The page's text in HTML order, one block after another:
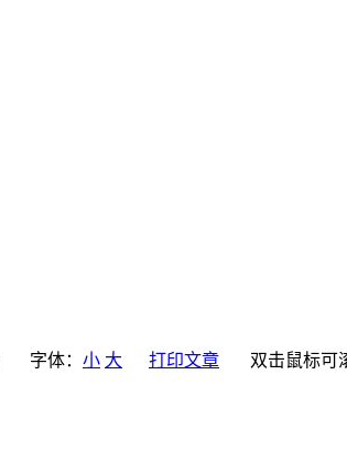
字体： 小 大 打印文章 双击鼠标可